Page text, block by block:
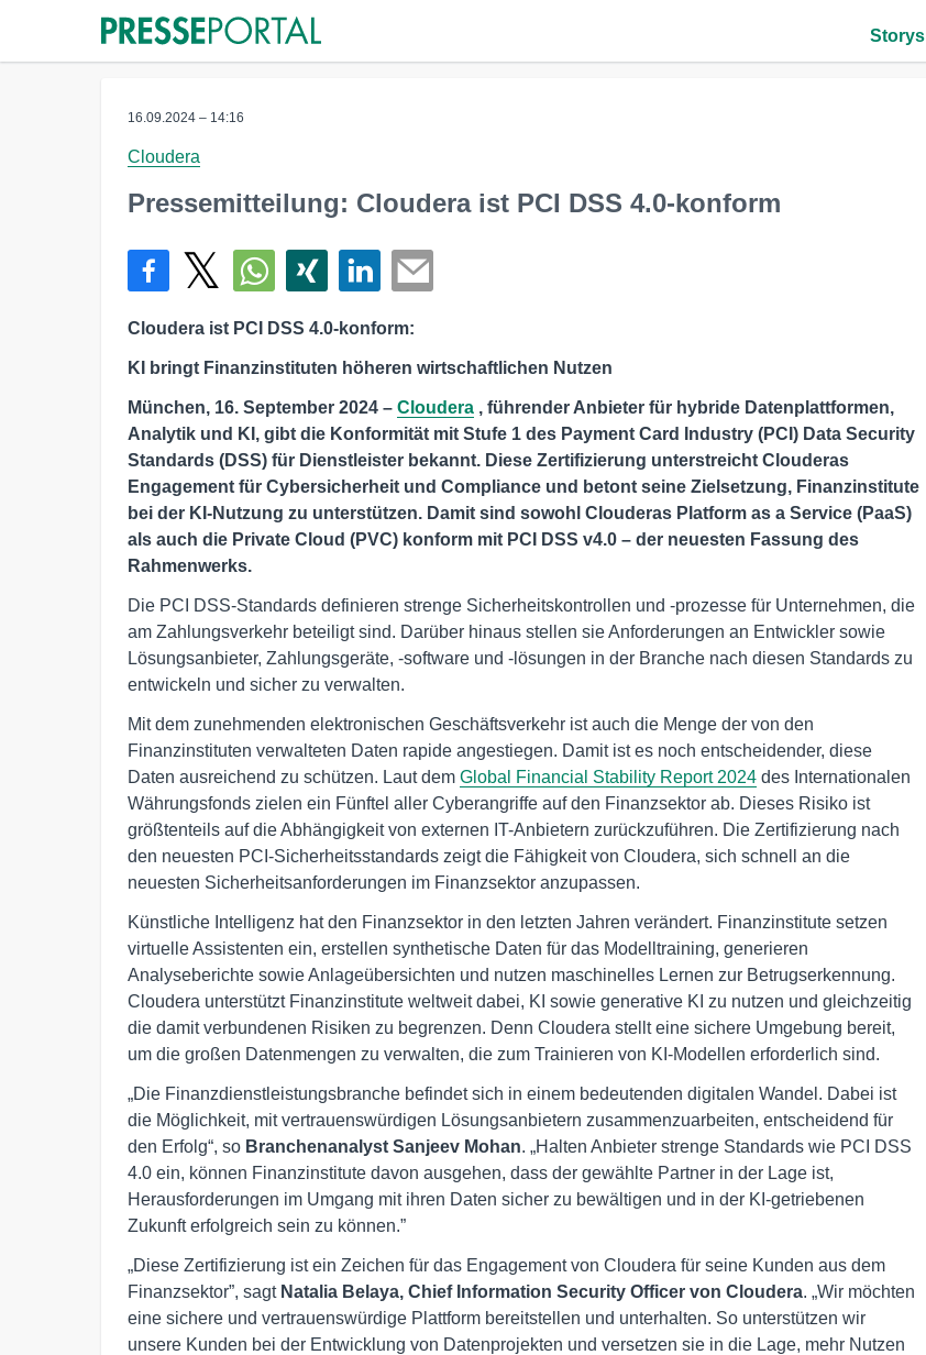
Storys
16.09.2024 – 14:16
Cloudera
Pressemitteilung: Cloudera ist PCI DSS 4.0-konform
Cloudera ist PCI DSS 4.0-konform:
KI bringt Finanzinstituten höheren wirtschaftlichen Nutzen
München, 16. September 2024 – Cloudera , führender Anbieter für hybride Datenplattformen,
Analytik und KI, gibt die Konformität mit Stufe 1 des Payment Card Industry (PCI) Data Security
Standards (DSS) für Dienstleister bekannt. Diese Zertifizierung unterstreicht Clouderas
Engagement für Cybersicherheit und Compliance und betont seine Zielsetzung, Finanzinstitute
bei der KI-Nutzung zu unterstützen. Damit sind sowohl Clouderas Platform as a Service (PaaS)
als auch die Private Cloud (PVC) konform mit PCI DSS v4.0 – der neuesten Fassung des
Rahmenwerks.
Die PCI DSS-Standards definieren strenge Sicherheitskontrollen und -prozesse für Unternehmen, die
am Zahlungsverkehr beteiligt sind. Darüber hinaus stellen sie Anforderungen an Entwickler sowie
Lösungsanbieter, Zahlungsgeräte, -software und -lösungen in der Branche nach diesen Standards zu
entwickeln und sicher zu verwalten.
Mit dem zunehmenden elektronischen Geschäftsverkehr ist auch die Menge der von den
Finanzinstituten verwalteten Daten rapide angestiegen. Damit ist es noch entscheidender, diese
Daten ausreichend zu schützen. Laut dem Global Financial Stability Report 2024 des Internationalen
Währungsfonds zielen ein Fünftel aller Cyberangriffe auf den Finanzsektor ab. Dieses Risiko ist
größtenteils auf die Abhängigkeit von externen IT-Anbietern zurückzuführen. Die Zertifizierung nach
den neuesten PCI-Sicherheitsstandards zeigt die Fähigkeit von Cloudera, sich schnell an die
neuesten Sicherheitsanforderungen im Finanzsektor anzupassen.
Künstliche Intelligenz hat den Finanzsektor in den letzten Jahren verändert. Finanzinstitute setzen
virtuelle Assistenten ein, erstellen synthetische Daten für das Modelltraining, generieren
Analyseberichte sowie Anlageübersichten und nutzen maschinelles Lernen zur Betrugserkennung.
Cloudera unterstützt Finanzinstitute weltweit dabei, KI sowie generative KI zu nutzen und gleichzeitig
die damit verbundenen Risiken zu begrenzen. Denn Cloudera stellt eine sichere Umgebung bereit,
um die großen Datenmengen zu verwalten, die zum Trainieren von KI-Modellen erforderlich sind.
„Die Finanzdienstleistungsbranche befindet sich in einem bedeutenden digitalen Wandel. Dabei ist
die Möglichkeit, mit vertrauenswürdigen Lösungsanbietern zusammenzuarbeiten, entscheidend für
den Erfolg“, so Branchenanalyst Sanjeev Mohan. „Halten Anbieter strenge Standards wie PCI DSS
4.0 ein, können Finanzinstitute davon ausgehen, dass der gewählte Partner in der Lage ist,
Herausforderungen im Umgang mit ihren Daten sicher zu bewältigen und in der KI-getriebenen
Zukunft erfolgreich sein zu können.”
„Diese Zertifizierung ist ein Zeichen für das Engagement von Cloudera für seine Kunden aus dem
Finanzsektor”, sagt Natalia Belaya, Chief Information Security Officer von Cloudera. „Wir möchten
eine sichere und vertrauenswürdige Plattform bereitstellen und unterhalten. So unterstützen wir
unsere Kunden bei der Entwicklung von Datenprojekten und versetzen sie in die Lage, mehr Nutzen